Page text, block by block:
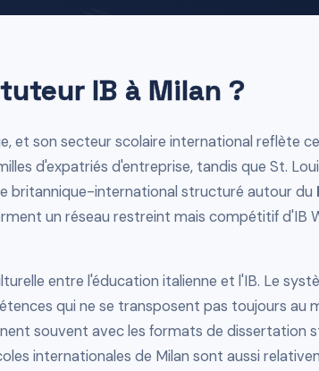
IB à Milan ?
et son secteur scolaire international reflète
d'expatriés d'entreprise, tandis que St.
britannique-international structuré autour du
un réseau restreint mais compétitif d'IB
entre l'éducation italienne et l'IB. Le
qui ne se transposent pas toujours au
souvent avec les formats de dissertation
internationales de Milan sont aussi